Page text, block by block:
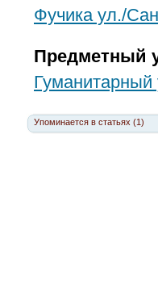
Фучика ул./
Предметный
Упоминается в статьях (1)